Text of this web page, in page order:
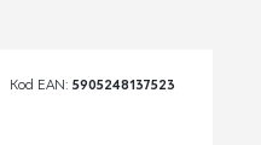
Kod EAN: 5905248137523